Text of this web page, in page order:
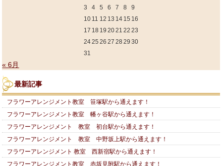
3
4 5 6 7 8
9
10 11 12 13 14 15 16
17 18 19 2021 22 23
2425 26 27 28 29 30
31
« 6月
最新記事
フラワーアレンジメント教室 笹塚駅から通えます！
フラワーアレンジメント教室 幡ヶ谷駅から通えます！
フラワーアレンジメント 教室 初台駅から通えます！
フラワーアレンジメント 教室 中野坂上駅から通えます！
フラワーアレンジメント 教室 西新宿駅から通えます！
フラワーアレンジメント教室 赤坂見附駅から通えます！